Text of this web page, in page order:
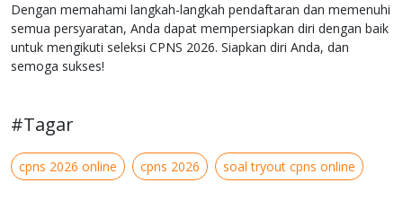
Dengan memahami langkah-langkah pendaftaran dan memenuhi
semua persyaratan, Anda dapat mempersiapkan diri dengan baik
untuk mengikuti seleksi CPNS 2026. Siapkan diri Anda, dan
semoga sukses!
#Tagar
cpns 2026 online cpns 2026 soal tryout cpns online